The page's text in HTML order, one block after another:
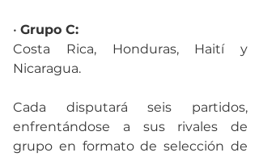
• Grupo C:
Costa Rica, Honduras, Haití y
Nicaragua.
Cada disputará seis partidos,
enfrentándose a sus rivales de
grupo en formato de selección de